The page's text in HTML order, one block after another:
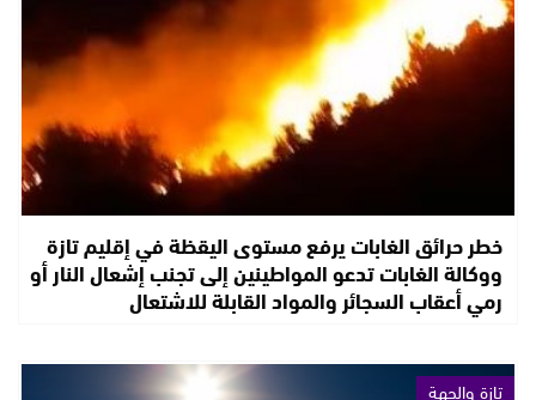
خطر حرائق الغابات يرفع مستوى اليقظة في إقليم تازة
ووكالة الغابات تدعو المواطينين إلى تجنب إشعال النار أو
رمي أعقاب السجائر والمواد القابلة للاشتعال
تازة والجهة